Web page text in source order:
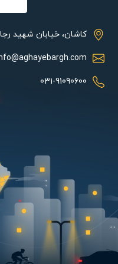
تماس هر واحد به واحد دیگر
قابلیت اتصال آیفون به
وجود دوربین های مدار بسته
به یک عدد دوربین مداربسته
دوربین مداربسته را با این
یک مانیتور می باشد. بدین
دو درب جداگانه باشد، با
می توانید تمام زنگ هایی
را روی مانیتور آیفون
کاربران بسیار اقتصادی تر می
در ساختمان هایی که علاوه بر
فشردن یک دکمه بدون نیاز
را نیز با آیفون باز کنند.
کاشان، خیابان شهید
031-91090600